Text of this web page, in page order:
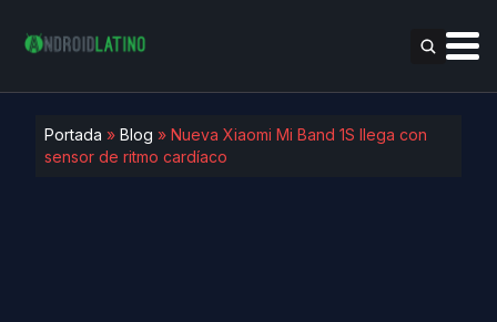
Portada » Blog » Nueva Xiaomi Mi Band 1S llega con
sensor de ritmo cardíaco